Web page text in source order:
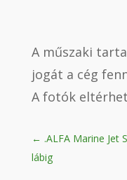
A műszaki
jogát a cég
A fotók
← .ALFA Marine Jet
lábig